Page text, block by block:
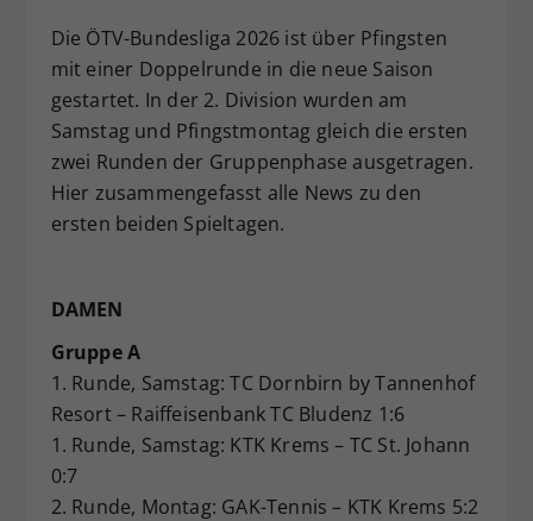
Die ÖTV-Bundesliga 2026 ist über Pfingsten
mit einer Doppelrunde in die neue Saison
gestartet. In der 2. Division wurden am
Samstag und Pfingstmontag gleich die ersten
zwei Runden der Gruppenphase ausgetragen.
Hier zusammengefasst alle News zu den
ersten beiden Spieltagen.
DAMEN
Gruppe A
1. Runde, Samstag: TC Dornbirn by Tannenhof
Resort – Raiffeisenbank TC Bludenz 1:6
1. Runde, Samstag: KTK Krems – TC St. Johann
0:7
2. Runde, Montag: GAK-Tennis – KTK Krems 5:2
Zweck
Dieser Wert speichert Ihre Consent-
Einstellungen. Unter anderem eine
zufällig generierte ID, für die
historische Speicherung Ihrer
vorgenommen Einstellungen, falls der
Webseiten-Betreiber dies eingestellt
hat.